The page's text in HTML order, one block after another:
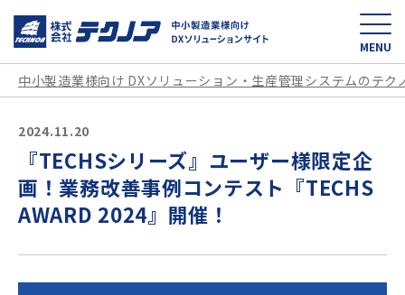
中小製造業様向け
MENU
中小製造業様向け DXソリューション・生産管理システムのテク
2024.11.20
『TECHSシリーズ』ユーザー様限定企
画！業務改善事例コンテスト『TECHS
AWARD 2024』開催！